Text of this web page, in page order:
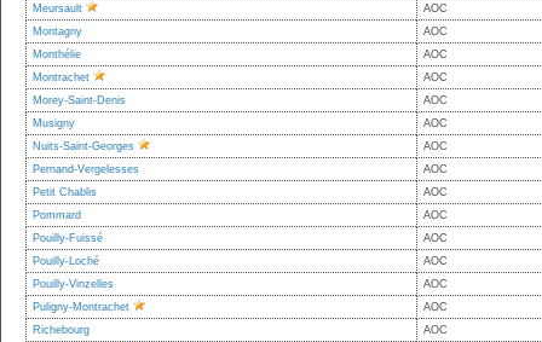
Meursault
AOC
Montagny
AOC
Monthélie
AOC
Montrachet
AOC
Morey-Saint-Denis
AOC
Musigny
AOC
Nuits-Saint-Georges
AOC
Pernand-Vergelesses
AOC
Petit Chablis
AOC
Pommard
AOC
Pouilly-Fuissé
AOC
Pouilly-Loché
AOC
Pouilly-Vinzelles
AOC
Puligny-Montrachet
AOC
Richebourg
AOC